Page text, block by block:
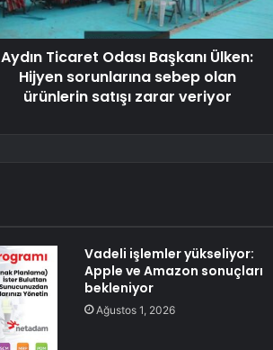
Aydın Ticaret Odası Başkanı Ülken:
Hijyen sorunlarına sebep olan
ürünlerin satışı zarar veriyor
Vadeli işlemler yükseliyor:
Apple ve Amazon sonuçları
bekleniyor
Ağustos 1, 2026